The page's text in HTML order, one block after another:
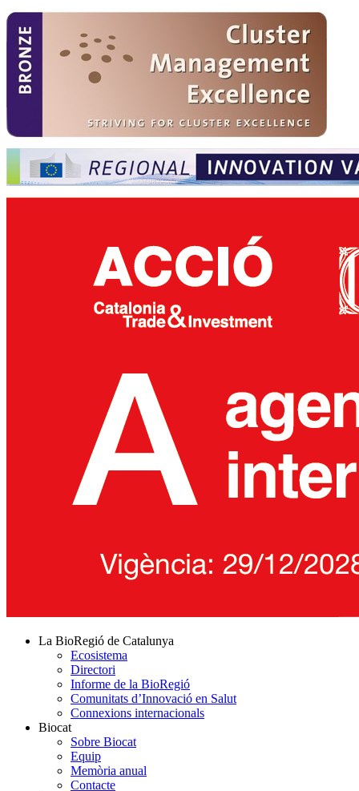
La BioRegió de Catalunya
Ecosistema
Directori
Informe de la BioRegió
Comunitats d’Innovació en Salut
Connexions internacionals
Biocat
Sobre Biocat
Equip
Memòria anual
Contacte